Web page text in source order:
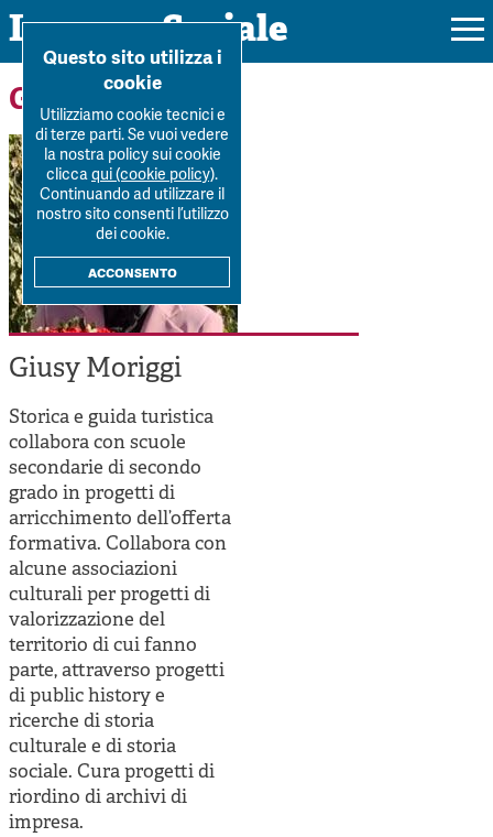
Impresa Sociale
Rivista
Ultimo numero
La Rivista
Submission
Colophon
Archivio
Argomenti
Forum
Forum
Tutti gli articoli
Autori
Dossier
Tutti i dossier
Workshop Impresa Sociale 2021
Impresa sociale, reciprocità e sostenibilità
Innovazione sociale
Cooperative di comunità
Impresa sociale e democrazia
Acini di fuoco - Dossier Mezzogiorno
Valutazione e dintorni
Chi siamo
Sostienici
Home Giusy Moriggi
Gli autori
Giusy Moriggi
Storica e guida turistica
collabora con scuole
secondarie di secondo
grado in progetti di
arricchimento dell’offerta
formativa. Collabora con
alcune associazioni
culturali per progetti di
valorizzazione del
territorio di cui fanno
parte, attraverso progetti
di public history e
ricerche di storia
culturale e di storia
sociale. Cura progetti di
riordino di archivi di
impresa.
Questo sito utilizza i
cookie
Utilizziamo cookie tecnici e
di terze parti. Se vuoi vedere
la nostra policy sui cookie
cliccaqui (cookie policy).
Continuando ad utilizzare il
nostro sito consenti l’utilizzo
dei cookie.
acconsento